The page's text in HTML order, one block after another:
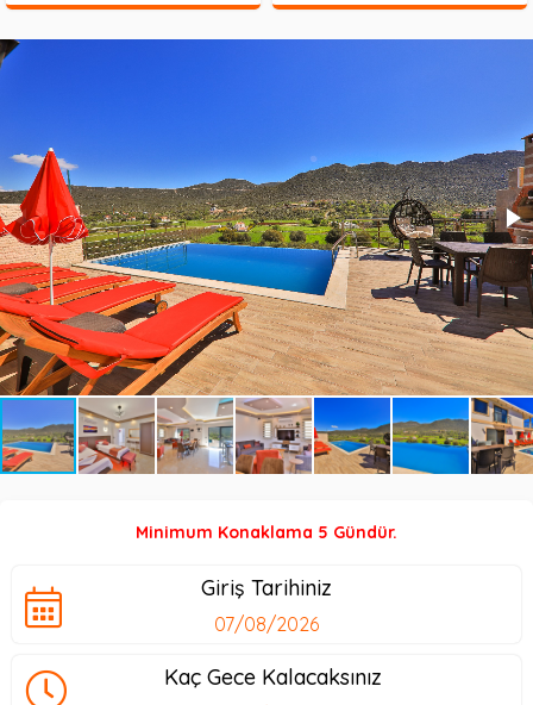
Minimum Konaklama 5 Gündür.
Giriş Tarihiniz
Kaç Gece Kalacaksınız